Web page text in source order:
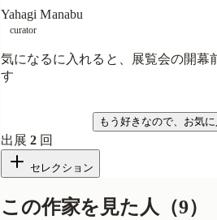
Yahagi Manabu
curator
気になるに入れると、展覧会の開幕
す
もう好きなので、お気
出展2 回
セレクション
この作家を見た人 （9）